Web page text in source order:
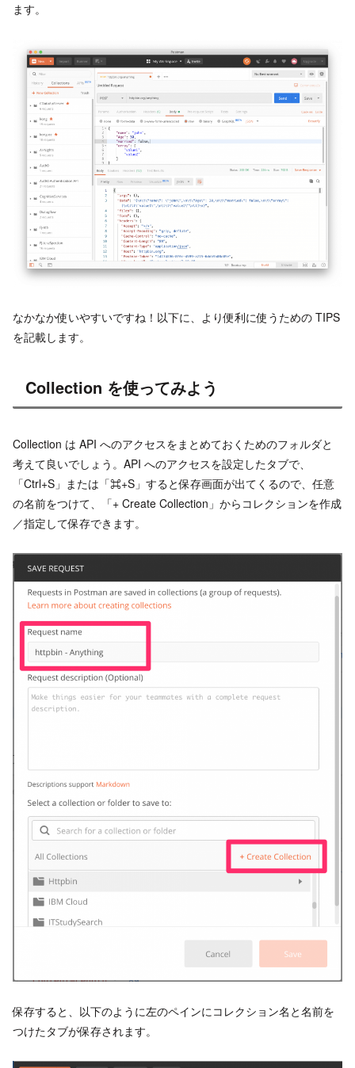
ます。
なかなか使いやすいですね！以下に、より便利に使うための TIPS
を記載します。
Collection を使ってみよう
Collection は API へのアクセスをまとめておくためのフォルダと
考えて良いでしょう。API へのアクセスを設定したタブで、
「Ctrl+S」または「⌘+S」すると保存画面が出てくるので、任意
の名前をつけて、「+ Create Collection」からコレクションを作成
／指定して保存できます。
保存すると、以下のように左のペインにコレクション名と名前を
つけたタブが保存されます。